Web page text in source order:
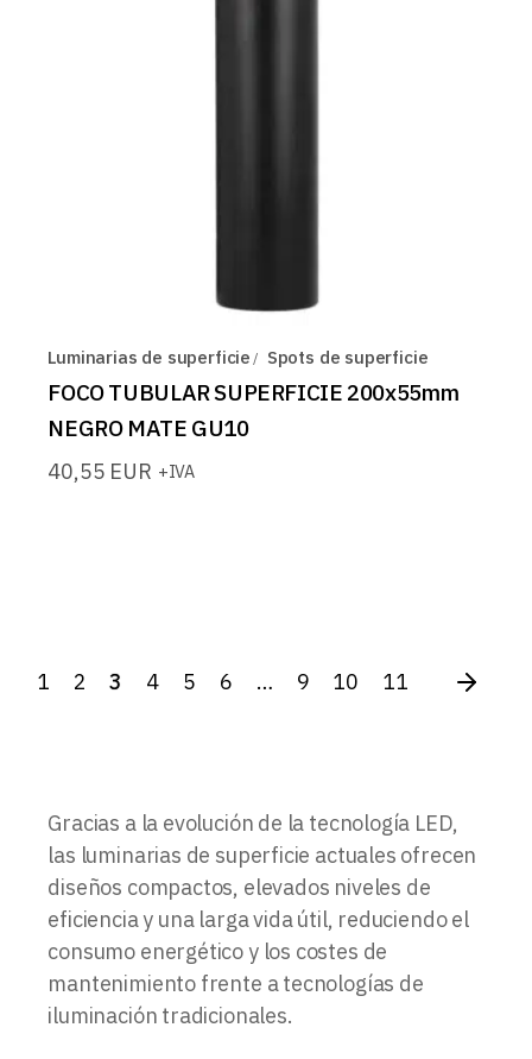
Luminarias de superficie Spots de superficie
FOCO TUBULAR SUPERFICIE 200x55mm
NEGRO MATE GU10
40,55 EUR +IVA
1 2 3 4 5 6 … 9 10 11
Gracias a la evolución de la tecnología LED,
las luminarias de superficie actuales ofrecen
diseños compactos, elevados niveles de
eficiencia y una larga vida útil, reduciendo el
consumo energético y los costes de
mantenimiento frente a tecnologías de
iluminación tradicionales.